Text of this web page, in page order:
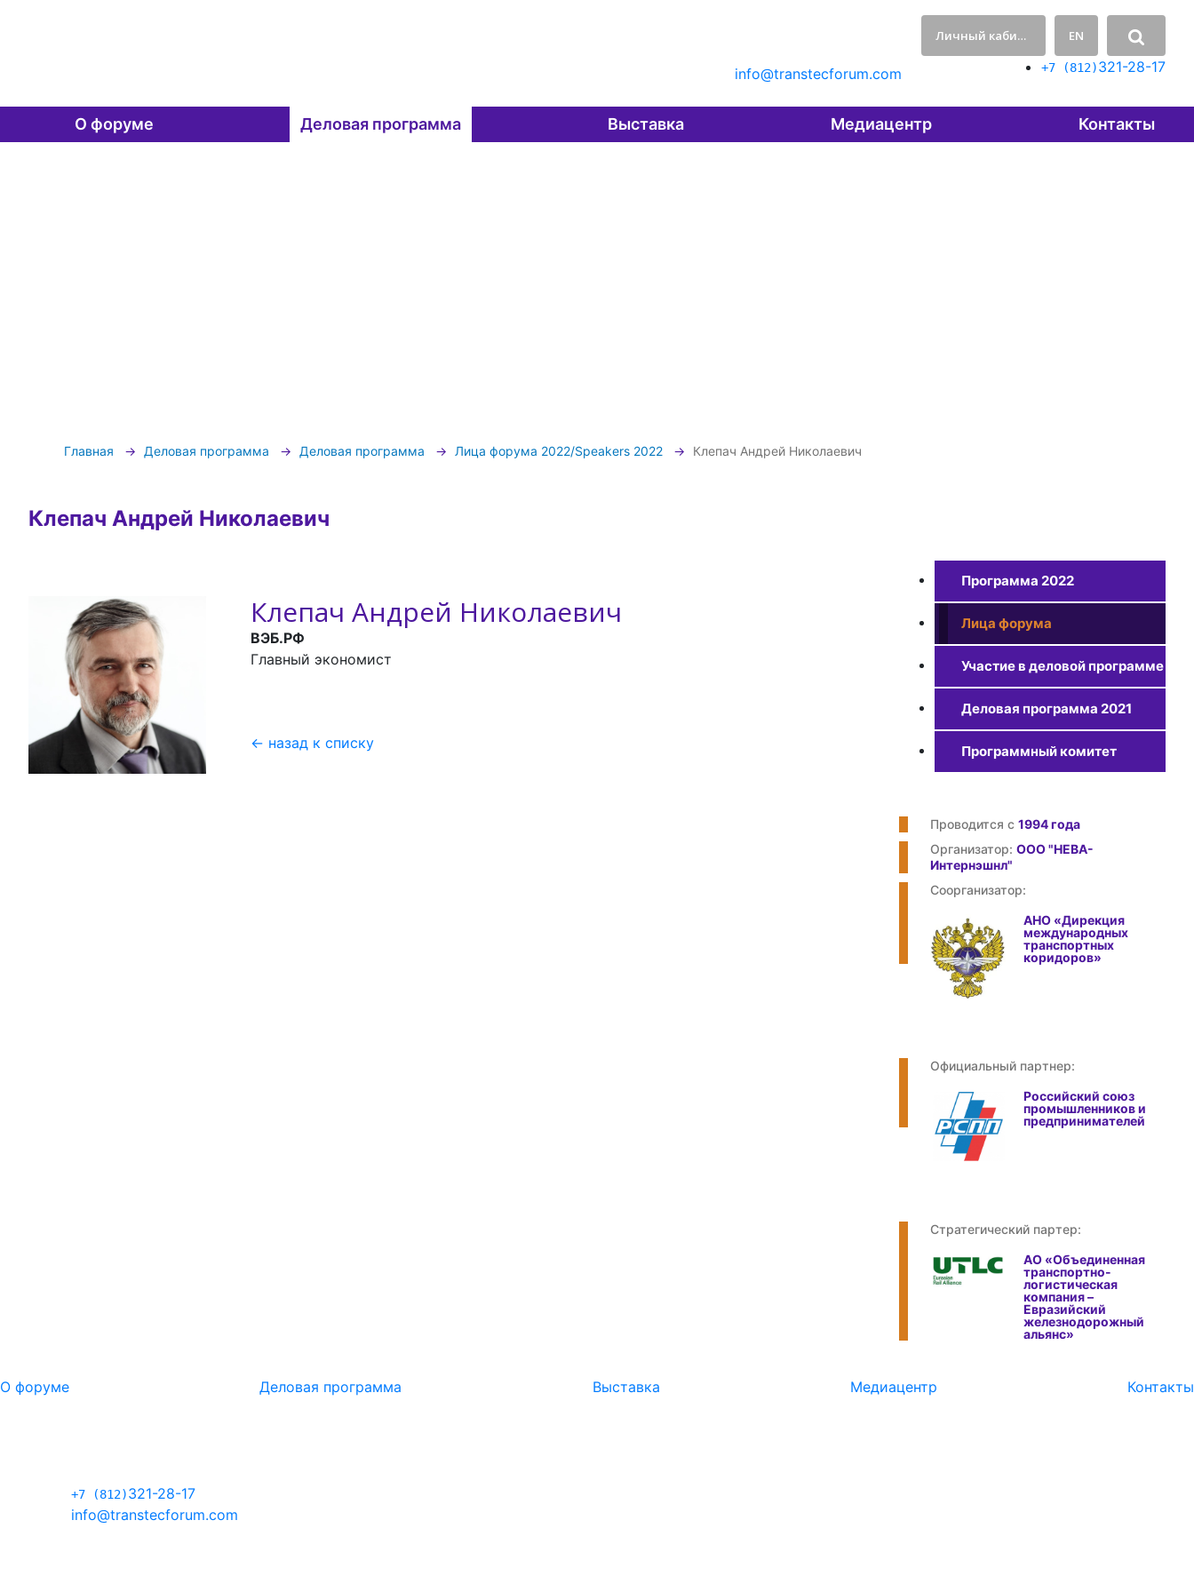
Личный кабинет EN
info@transtecforum.com +7 (812)321-28-17
О форуме Деловая программа Выставка Медиацентр Контакты
Главная Деловая программа Деловая программа Лица форума 2022/Speakers 2022 Клепач Андрей Николаевич
Клепач Андрей Николаевич
Программа 2022
Лица форума
Участие в деловой программе
Деловая программа 2021
Программный комитет
Проводится с 1994 года
Организатор: ООО "НЕВА-
Интернэшнл"
Соорганизатор:
АНО «Дирекция
международных
транспортных
коридоров»
Официальный партнер:
Российский союз
промышленников и
предпринимателей
Стратегический партер:
АО «Объединенная
транспортно-
логистическая
компания –
Евразийский
железнодорожный
альянс»
Клепач Андрей Николаевич
ВЭБ.РФ
Главный экономист
назад к списку
О форуме Деловая программа Выставка Медиацентр Контакты
+7 (812)321-28-17
info@transtecforum.com